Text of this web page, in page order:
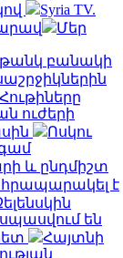
Syria TV.
Մեր
բանակի
Հութիները
ուժերի
Ոսկու
և ընդմիշտ
է
են
Հայտնի